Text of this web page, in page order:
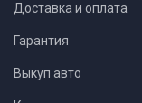
Доставка и оплата
Гарантия
Выкуп авто